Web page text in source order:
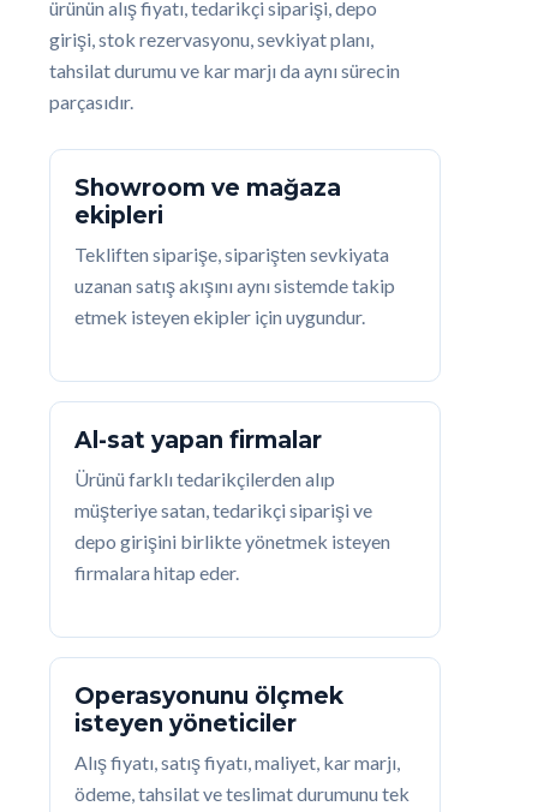
ürünün alış fiyatı, tedarikçi siparişi, depo
girişi, stok rezervasyonu, sevkiyat planı,
tahsilat durumu ve kar marjı da aynı sürecin
parçasıdır.
Showroom ve mağaza
ekipleri
Tekliften siparişe, siparişten sevkiyata
uzanan satış akışını aynı sistemde takip
etmek isteyen ekipler için uygundur.
Al-sat yapan firmalar
Ürünü farklı tedarikçilerden alıp
müşteriye satan, tedarikçi siparişi ve
depo girişini birlikte yönetmek isteyen
firmalara hitap eder.
Operasyonunu ölçmek
isteyen yöneticiler
Alış fiyatı, satış fiyatı, maliyet, kar marjı,
ödeme, tahsilat ve teslimat durumunu tek